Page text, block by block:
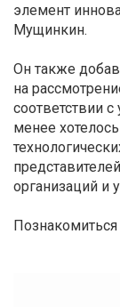
элемент
Мущинкин.
Он также
на
соответствии
менее
организаций и